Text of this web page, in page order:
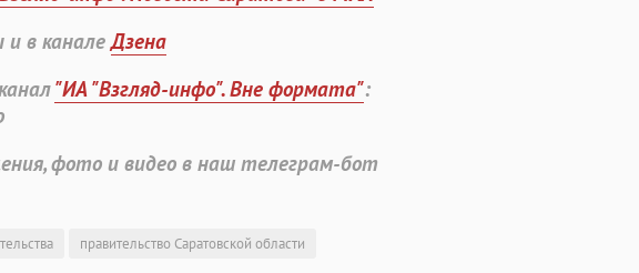
и в каналеДзена
"ИА "Взгляд-инфо". Вне формата":
фото и видео в наш телеграм-бот
правительство Саратовской области